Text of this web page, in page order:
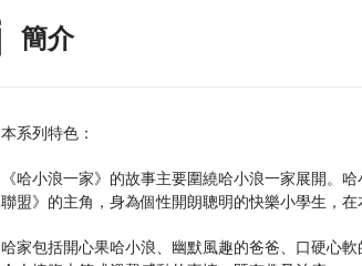
簡介
本系列特色：
《哈小浪一家》的故事主要圍繞哈小浪一家展開。
聯盟》的主角，身為個性開朗聰明的快樂小學生，
哈家包括開心果哈小浪、幽默風趣的爸爸、口硬心